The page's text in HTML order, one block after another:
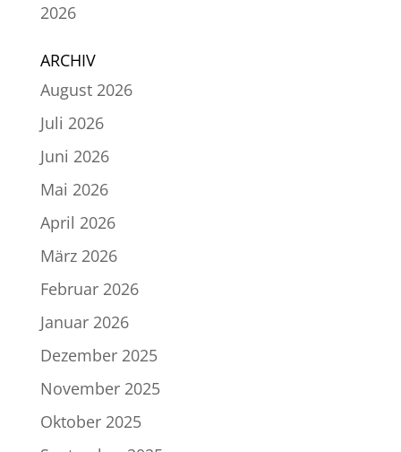
2026
ARCHIV
August 2026
Juli 2026
Juni 2026
Mai 2026
April 2026
März 2026
Februar 2026
Januar 2026
Dezember 2025
November 2025
Oktober 2025